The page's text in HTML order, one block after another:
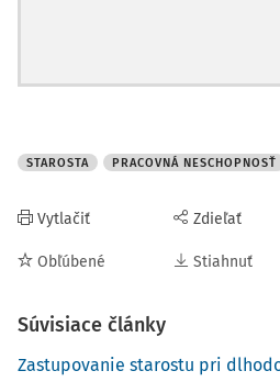
STAROSTA PRACOVNÁ NESCHOPNOSŤ
Vytlačiť
Obľúbené
Zdieľať
Stiahnuť
Súvisiace články
Zastupovanie starostu pri